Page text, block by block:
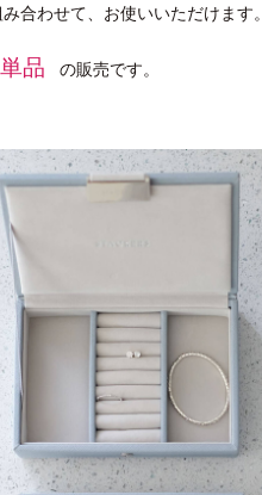
合わせて、お使いいただけます。
品 の販売です。